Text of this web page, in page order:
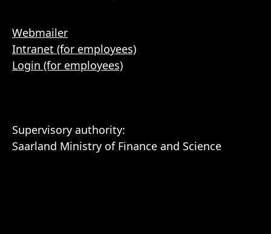
Webmailer
Intranet (for employees)
Login (for employees)
Supervisory authority:
Saarland Ministry of Finance and Science